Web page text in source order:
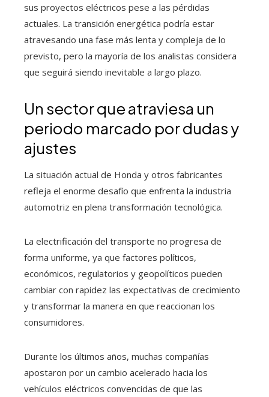
sus proyectos eléctricos pese a las pérdidas
actuales. La transición energética podría estar
atravesando una fase más lenta y compleja de lo
previsto, pero la mayoría de los analistas considera
que seguirá siendo inevitable a largo plazo.
Un sector que atraviesa un
periodo marcado por dudas y
ajustes
La situación actual de Honda y otros fabricantes
refleja el enorme desafío que enfrenta la industria
automotriz en plena transformación tecnológica.
La electrificación del transporte no progresa de
forma uniforme, ya que factores políticos,
económicos, regulatorios y geopolíticos pueden
cambiar con rapidez las expectativas de crecimiento
y transformar la manera en que reaccionan los
consumidores.
Durante los últimos años, muchas compañías
apostaron por un cambio acelerado hacia los
vehículos eléctricos convencidas de que las